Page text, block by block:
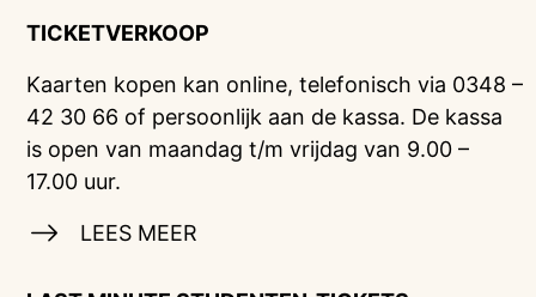
TICKETVERKOOP
Kaarten kopen kan online, telefonisch via 0348 –
42 30 66 of persoonlijk aan de kassa. De kassa
is open van maandag t/m vrijdag van 9.00 –
17.00 uur.
LEES MEER